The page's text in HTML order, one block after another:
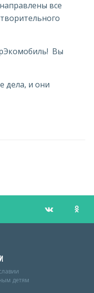
все
Вы
дела, и они
детям